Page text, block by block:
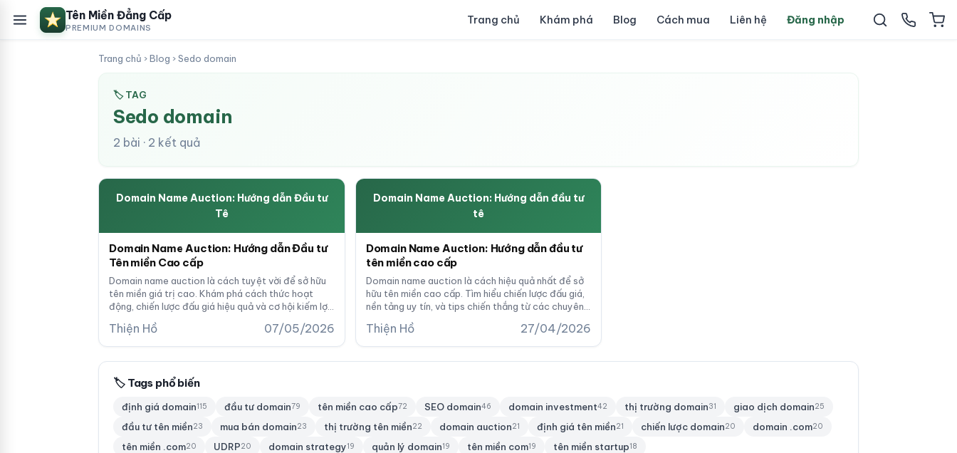
Tên Miền Đẳng Cấp
PREMIUM DOMAINS
Trang chủ Khám phá Blog Cách mua Liên hệ Đăng nhập
Trang chủ ›Blog ›Sedo domain
🏷 TAG
Sedo domain
2 bài · 2 kết quả
Domain Name Auction: Hướng dẫn Đầu tư
Tê
Domain Name Auction: Hướng dẫn Đầu tư
Tên miền Cao cấp
Domain name auction là cách tuyệt vời để sở hữu
tên miền giá trị cao. Khám phá cách thức hoạt
động, chiến lược đấu giá hiệu quả và cơ hội kiếm lợi
Thiện Hồ 07/05/2026
Domain Name Auction: Hướng dẫn đầu tư
tê
Domain Name Auction: Hướng dẫn đầu tư
tên miền cao cấp
Domain name auction là cách hiệu quả nhất để sở
hữu tên miền cao cấp. Tìm hiểu chiến lược đấu giá,
nền tảng uy tín, và tips chiến thắng từ các chuyên
Thiện Hồ 27/04/2026
🏷 Tags phổ biến
định giá domain115 đầu tư domain79 tên miền cao cấp72 SEO domain46 domain investment42 thị trường domain31 giao dịch domain25
đầu tư tên miền23 mua bán domain23 thị trường tên miền22 domain auction21 định giá tên miền21 chiến lược domain20 domain .com20
tên miền .com20 UDRP20 domain strategy19 quản lý domain19 tên miền com19 tên miền startup18